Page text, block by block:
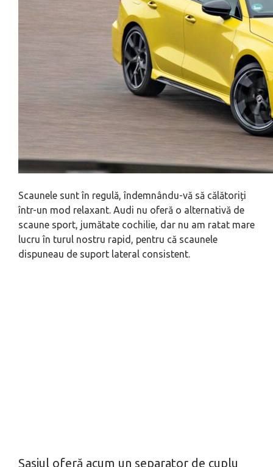
Scaunele sunt în regulă, îndemnându-vă să călătoriți
într-un mod relaxant. Audi nu oferă o alternativă de
scaune sport, jumătate cochilie, dar nu am ratat mare
lucru în turul nostru rapid, pentru că scaunele
dispuneau de suport lateral consistent.
Șasiul oferă acum un separator de cuplu